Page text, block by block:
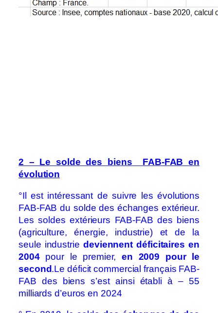
2 – Le solde des biens FAB-FAB en
évolution
°Il est intéressant de suivre les évolutions
FAB-FAB du solde des échanges extérieur.
Les soldes extérieurs FAB-FAB des biens
(agriculture, énergie, industrie) et de la
seule industrie deviennent déficitaires en
2004pour le premier,en 2009 pour le
second.Le déficit commercial français FAB-
FAB des biens s’est ainsi établi à – 55
milliards d’euros en 2024